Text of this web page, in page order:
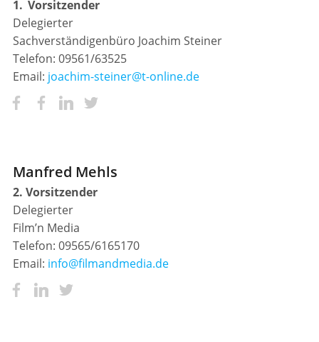
1. Vorsitzender
Delegierter
Sachverständigenbüro Joachim Steiner
Telefon: 09561/63525
Email: joachim-steiner@t-online.de
Manfred Mehls
2. Vorsitzender
Delegierter
Film’n Media
Telefon: 09565/6165170
Email: info@filmandmedia.de